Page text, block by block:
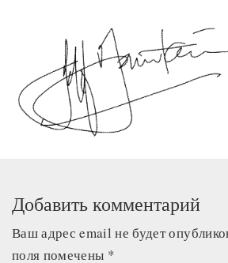
Добавить комментарий
Ваш адрес email не будет
поля помечены *